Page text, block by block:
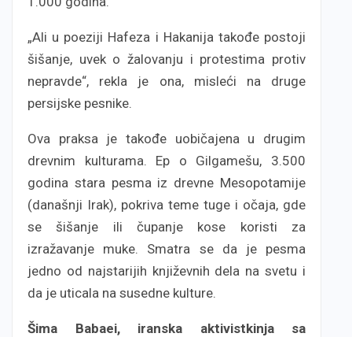
„Ali u poeziji Hafeza i Hakanija takođe postoji
šišanje, uvek o žalovanju i protestima protiv
nepravde“, rekla je ona, misleći na druge
persijske pesnike.
Ova praksa je takođe uobičajena u drugim
drevnim kulturama. Ep o Gilgamešu, 3.500
godina stara pesma iz drevne Mesopotamije
(današnji Irak), pokriva teme tuge i očaja, gde
se šišanje ili čupanje kose koristi za
izražavanje muke. Smatra se da je pesma
jedno od najstarijih književnih dela na svetu i
da je uticala na susedne kulture.
Šima Babaei, iranska aktivistkinja sa